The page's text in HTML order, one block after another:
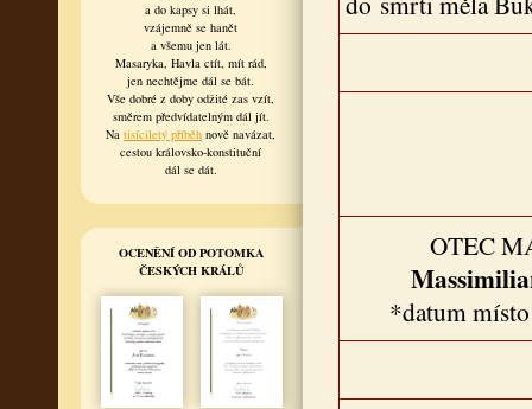
a do kapsy si lhát,
vzájemně se hanět
a všemu jen lát.
Masaryka, Havla ctít, mít rád,
jen nechtějme dál se bát.
Vše dobré z doby odžité zas vzít,
směrem předvídatelným dál jít.
Na tisíciletý příběh nově navázat,
cestou královsko-konstituční
dál se dát.
OCENĚNÍ OD POTOMKA
ČESKÝCH KRÁLŮ
OTEC
*datum